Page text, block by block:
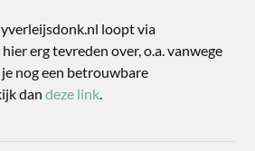
loopt via
hier erg tevreden over, o.a. vanwege
nog een betrouwbare
dandeze link.